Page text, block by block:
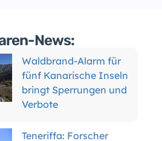
News:
Verbote
Teneriffa: Forscher
erwarten mehr
Erdbeben am Teide –